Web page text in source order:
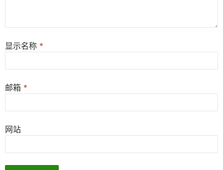
显示名称 *
邮箱 *
网站